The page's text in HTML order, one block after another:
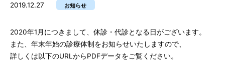
2019.12.27 お知らせ
2020年1月につきまして、休診・代診となる日がございます。
また、年末年始の診療体制をお知らせいたしますので、
詳しくは以下のURLからPDFデータをご覧ください。